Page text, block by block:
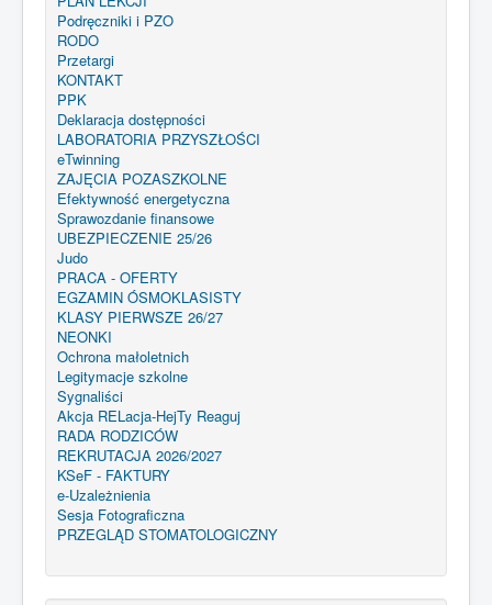
Podręczniki i PZO
RODO
Przetargi
KONTAKT
PPK
Deklaracja dostępności
LABORATORIA PRZYSZŁOŚCI
eTwinning
ZAJĘCIA POZASZKOLNE
Efektywność energetyczna
Sprawozdanie finansowe
UBEZPIECZENIE 25/26
Judo
PRACA - OFERTY
EGZAMIN ÓSMOKLASISTY
KLASY PIERWSZE 26/27
NEONKI
Ochrona małoletnich
Legitymacje szkolne
Sygnaliści
Akcja RELacja-HejTy Reaguj
RADA RODZICÓW
REKRUTACJA 2026/2027
KSeF - FAKTURY
e-Uzależnienia
Sesja Fotograficzna
PRZEGLĄD STOMATOLOGICZNY